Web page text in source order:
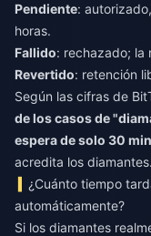
Pendiente:
horas.
Fallido: rechazado; la
Revertido: retención
Según las cifras de
de los casos de
espera de solo 30
acredita los diamantes.
¿Cuánto tiempo
automáticamente?
Si los diamantes